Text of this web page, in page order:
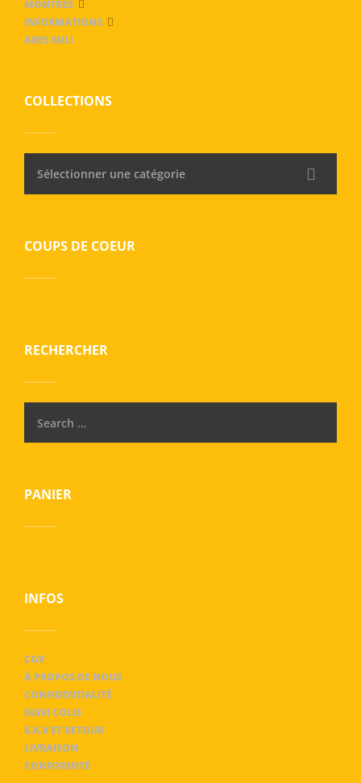
MONTRES
INFORMATIONS
ARES MILI
COLLECTIONS
Sélectionner une catégorie
COUPS DE COEUR
RECHERCHER
PANIER
INFOS
CGV
À PROPOS DE NOUS
CONFIDENTIALITÉ
SUIVI COLIS
S.A.V ET RETOUR
LIVRAISON
CONFORMITÉ